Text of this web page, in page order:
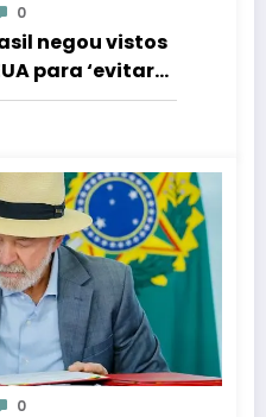
0
negou vistos
para ‘evitar
– Em Dia ES
0